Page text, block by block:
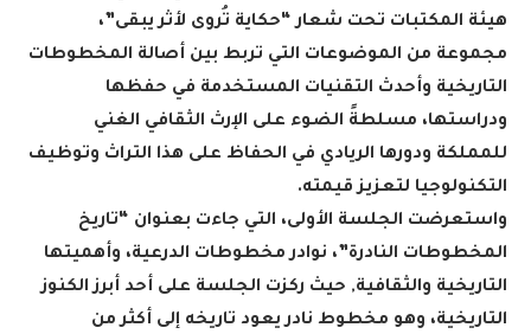
هيئة المكتبات تحت شعار “حكاية تُروى لأثر يبقى”،
مجموعة من الموضوعات التي تربط بين أصالة المخطوطات
التاريخية وأحدث التقنيات المستخدمة في حفظها
ودراستها، مسلطةً الضوء على الإرث الثقافي الغني
للمملكة ودورها الريادي في الحفاظ على هذا التراث وتوظيف
التكنولوجيا لتعزيز قيمته.
واستعرضت الجلسة الأولى، التي جاءت بعنوان “تاريخ
المخطوطات النادرة”، نوادر مخطوطات الدرعية، وأهميتها
التاريخية والثقافية, حيث ركزت الجلسة على أحد أبرز الكنوز
التاريخية، وهو مخطوط نادر يعود تاريخه إلى أكثر من